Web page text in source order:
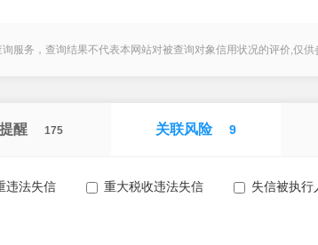
服务，查询结果不代表本网站对被查询对象信用状况的评价,仅
醒 175 关联风险 9
违法失信 重大税收违法失信 失信被执行